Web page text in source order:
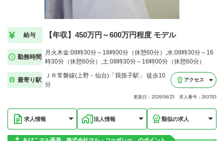
給与 【年収】450万円～600万円程度 モデル
勤務時間
月火木金:08時30分～18時00分（休憩60分）,水:08時30分～16
時30分（休憩60分）,土:08時30分～16時00分（休憩60分）
最寄り駅
ＪＲ常磐線(上野－仙台)「我孫子駅」 徒歩10
分
アクセス
更新日：2026/06/25 求人番号：263783
求人情報 法人情報 類似の求人